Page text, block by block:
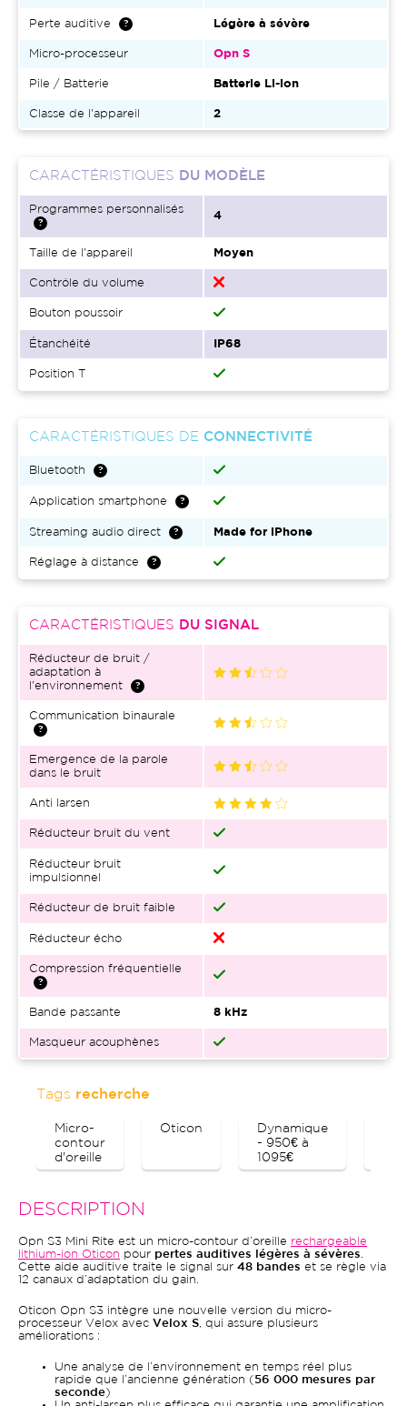
Perte auditive Légère à sévère
Micro-processeur Opn S
Pile / Batterie Batterie Li-ion
Classe de l'appareil 2
CARACTÉRISTIQUES DU MODÈLE
Programmes personnalisés
4
Taille de l'appareil Moyen
Contrôle du volume
Bouton poussoir
Étanchéité IP68
Position T
CARACTÉRISTIQUES DE CONNECTIVITÉ
Bluetooth
Application smartphone
Streaming audio direct Made for iPhone
Réglage à distance
CARACTÉRISTIQUES DU SIGNAL
Réducteur de bruit /
adaptation à
l'environnement
Communication binaurale
Emergence de la parole
dans le bruit
Anti larsen
Réducteur bruit du vent
Réducteur bruit
impulsionnel
Réducteur de bruit faible
Réducteur écho
Compression fréquentielle
Bande passante 8 kHz
Masqueur acouphènes
Tags recherche
Micro-
contour
d'oreille
Oticon
Dynamique
- 950€ à
1095€
DESCRIPTION
Opn S3 Mini Rite est un micro-contour d’oreille rechargeable
lithium-ion Oticon pour pertes auditives légères à sévères
Cette aide auditive traite le signal sur 48 bandes et se règle via
12 canaux d’adaptation du gain.
Oticon Opn S3 intègre une nouvelle version du micro-
processeur Velox avec Velox S , qui assure plusieurs
améliorations :
Une analyse de l’environnement en temps réel plus
rapide que l’ancienne génération ( 56 000 mesures par
seconde)